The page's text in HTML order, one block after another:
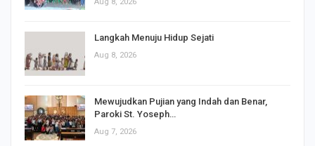
Langkah Menuju Hidup Sejati
Aug 8, 2026
Mewujudkan Pujian yang Indah dan Benar,
Paroki St. Yoseph…
Aug 7, 2026